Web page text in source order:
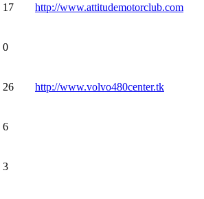
17 http://www.attitudemotorclub.com
0
26 http://www.volvo480center.tk
6
3